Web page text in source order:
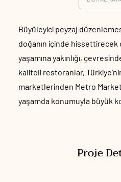
Büyüleyici peyzaj
doğanın içinde hissettirecek
yaşamına yakınlığı,
kaliteli restoranlar,
marketlerinden Metro
yaşamda konumuyla büyük
Proje